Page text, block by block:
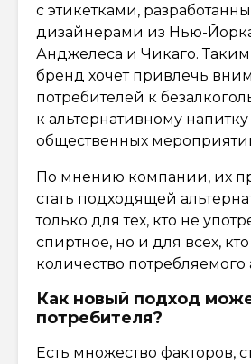
с этикетками,
дизайнерами из Нью-
Анджелеса и Чикаго.
бренд хочет привлечь
потребителей к
к альтернативному
общественных
По мнению компании, их
стать подходящей
только для тех, кто не
спиртное, но и для всех,
количество потребляемого
Как новый подход
потребителя?
Есть множество факторов,